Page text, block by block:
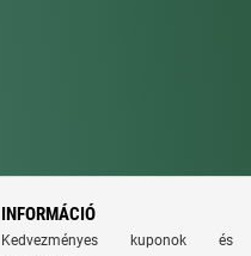
INFORMÁCIÓ
Kedvezményes kuponok és